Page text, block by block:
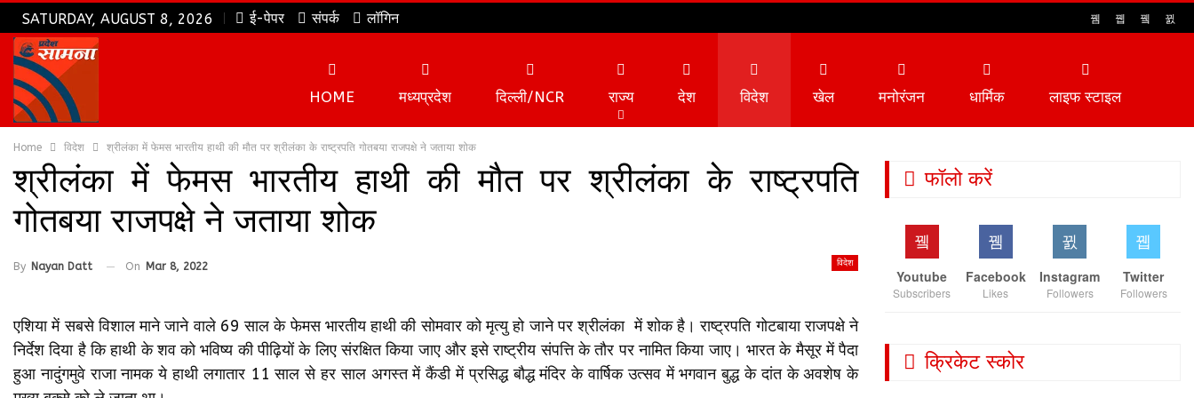
SATURDAY, AUGUST 8, 2026 ई-पेपर संपर्क लॉगिन
HOME मध्यप्रदेश दिल्ली/NCR राज्य देश विदेश खेल मनोरंजन धार्मिक लाइफ स्टाइल
व्यापार टेक्नोलॉजी
Home विदेश श्रीलंका में फेमस भारतीय हाथी की मौत पर श्रीलंका के राष्ट्रपति गोतबया राजपक्षे ने जताया शोक
श्रीलंका में फेमस भारतीय हाथी की मौत पर श्रीलंका के राष्ट्रपति
गोतबया राजपक्षे ने जताया शोक
विदेश
By Nayan Datt On Mar 8, 2022
एशिया में सबसे विशाल माने जाने वाले 69 साल के फेमस भारतीय हाथी की सोमवार को मृत्यु हो जाने पर श्रीलंका में शोक है। राष्ट्रपति गोटबाया राजपक्षे ने
निर्देश दिया है कि हाथी के शव को भविष्य की पीढ़ियों के लिए संरक्षित किया जाए और इसे राष्ट्रीय संपत्ति के तौर पर नामित किया जाए। भारत के मैसूर में पैदा
हुआ नादुंगमुवे राजा नामक ये हाथी लगातार 11 साल से हर साल अगस्त में कैंडी में प्रसिद्ध बौद्ध मंदिर के वार्षिक उत्सव में भगवान बुद्ध के दांत के अवशेष के
फॉलो करें
Youtube
Subscribers
Facebook
Likes
Instagram
Followers
Twitter
Followers
क्रिकेट स्कोर